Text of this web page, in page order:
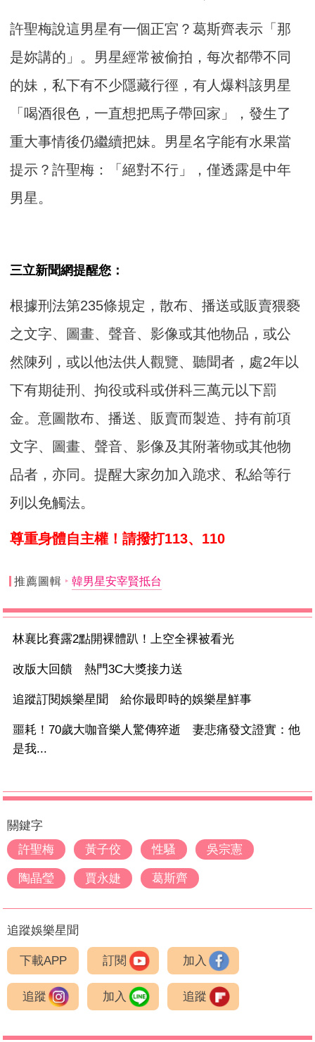
許聖梅說這男星有一個正宮？葛斯齊表示「那
是妳講的」。男星經常被偷拍，每次都帶不同
的妹，私下有不少隱藏行徑，有人爆料該男星
「喝酒很色，一直想把馬子帶回家」，發生了
重大事情後仍繼續把妹。男星名字能有水果當
提示？許聖梅：「絕對不行」，僅透露是中年
男星。
三立新聞網提醒您：
根據刑法第235條規定，散布、播送或販賣猥褻
之文字、圖畫、聲音、影像或其他物品，或公
然陳列，或以他法供人觀覽、聽聞者，處2年以
下有期徒刑、拘役或科或併科三萬元以下罰
金。意圖散布、播送、販賣而製造、持有前項
文字、圖畫、聲音、影像及其附著物或其他物
品者，亦同。提醒大家勿加入跪求、私給等行
列以免觸法。
尊重身體自主權！請撥打113、110
推薦圖輯 韓男星安宰賢抵台
林襄比賽露2點開裸體趴！上空全裸被看光
改版大回饋 熱門3C大獎接力送
追蹤訂閱娛樂星聞 給你最即時的娛樂星鮮事
噩耗！70歲大咖音樂人驚傳猝逝 妻悲痛發文證實：他
是我...
關鍵字
許聖梅
黃子佼 性騷 吳宗憲
陶晶瑩 賈永婕 葛斯齊
追蹤娛樂星聞
下載APP 訂閱 加入
追蹤 加入 追蹤